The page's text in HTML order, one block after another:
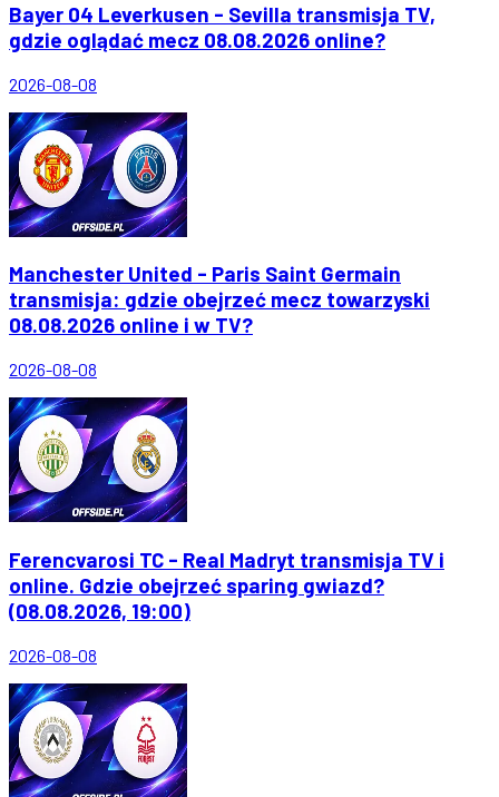
Bayer 04 Leverkusen - Sevilla transmisja TV,
gdzie oglądać mecz 08.08.2026 online?
2026-08-08
Manchester United - Paris Saint Germain
transmisja: gdzie obejrzeć mecz towarzyski
08.08.2026 online i w TV?
2026-08-08
Ferencvarosi TC - Real Madryt transmisja TV i
online. Gdzie obejrzeć sparing gwiazd?
(08.08.2026, 19:00)
2026-08-08